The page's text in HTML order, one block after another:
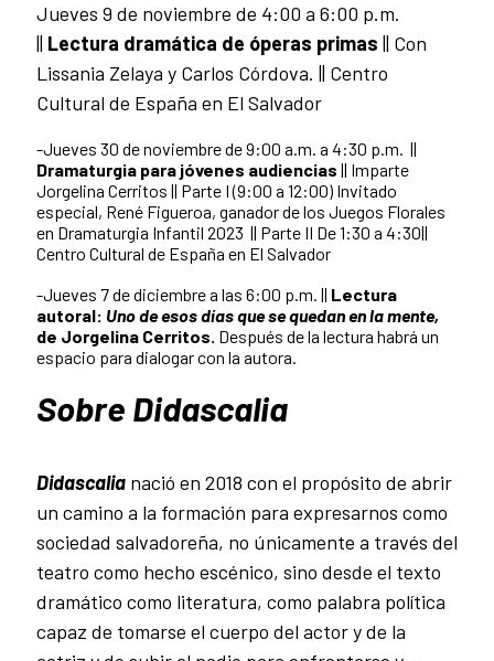
Jueves 9 de noviembre de 4:00 a 6:00 p.m.
|| Lectura dramática de óperas primas || Con
Lissania Zelaya y Carlos Córdova. || Centro
Cultural de España en El Salvador
-Jueves 30 de noviembre de 9:00 a.m. a 4:30 p.m. ||
Dramaturgia para jóvenes audiencias || Imparte
Jorgelina Cerritos || Parte I (9:00 a 12:00) Invitado
especial, René Figueroa, ganador de los Juegos Florales
en Dramaturgia Infantil 2023 || Parte II De 1:30 a 4:30||
Centro Cultural de España en El Salvador
-Jueves 7 de diciembre a las 6:00 p.m. || Lectura
autoral: Uno de esos días que se quedan en la mente,
de Jorgelina Cerritos. Después de la lectura habrá un
espacio para dialogar con la autora.
Sobre Didascalia
Didascalia nació en 2018 con el propósito de abrir
un camino a la formación para expresarnos como
sociedad salvadoreña, no únicamente a través del
teatro como hecho escénico, sino desde el texto
dramático como literatura, como palabra política
capaz de tomarse el cuerpo del actor y de la